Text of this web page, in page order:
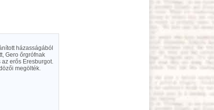
házasságából
Gero őrgrófnak
erős Eresburgot.
megölték.